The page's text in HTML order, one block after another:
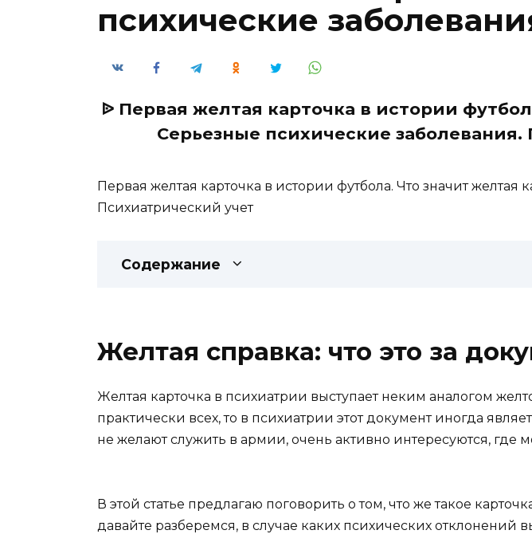
психические
ᐉ Первая желтая карточка в истории
Серьезные психические
Первая желтая карточка в истории футбола. Что значит
Психиатрический учет
Содержание
Желтая справка: что это за
Желтая карточка в психиатрии выступает неким аналогом
практически всех, то в психиатрии этот документ иногда
не желают служить в армии, очень активно интересуются, где
В этой статье предлагаю поговорить о том, что же такое
давайте разберемся, в случае каких психических